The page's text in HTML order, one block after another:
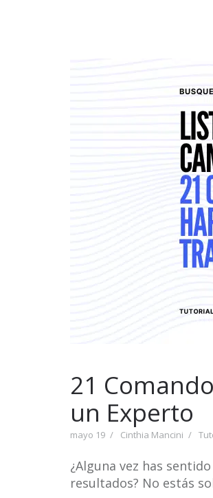
21
un Experto
mayo 19 Cinthia Mancini
¿Alguna vez has
resultados? No estás